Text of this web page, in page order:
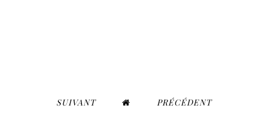
SUIVANT PRÉCÉDENT